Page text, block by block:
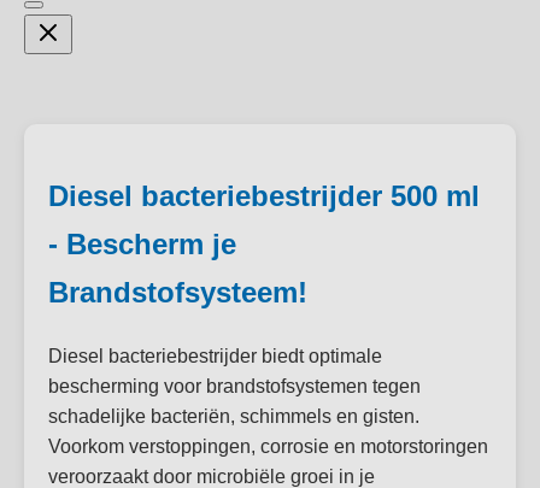
Diesel bacteriebestrijder 500 ml
- Bescherm je
Brandstofsysteem!
Diesel bacteriebestrijder biedt optimale
bescherming voor brandstofsystemen tegen
schadelijke bacteriën, schimmels en gisten.
Voorkom verstoppingen, corrosie en motorstoringen
veroorzaakt door microbiële groei in je